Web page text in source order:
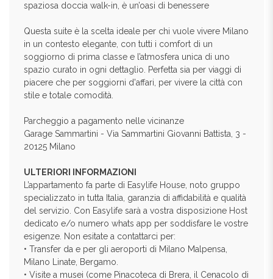
spaziosa doccia walk-in, è un’oasi di benessere
Questa suite è la scelta ideale per chi vuole vivere Milano
in un contesto elegante, con tutti i comfort di un
soggiorno di prima classe e l’atmosfera unica di uno
spazio curato in ogni dettaglio. Perfetta sia per viaggi di
piacere che per soggiorni d'affari, per vivere la città con
stile e totale comodità.
Parcheggio a pagamento nelle vicinanze
Garage Sammartini - Via Sammartini Giovanni Battista, 3 -
20125 Milano
ULTERIORI INFORMAZIONI
L’appartamento fa parte di Easylife House, noto gruppo
specializzato in tutta Italia, garanzia di affidabilità e qualità
del servizio. Con Easylife sarà a vostra disposizione Host
dedicato e/o numero whats app per soddisfare le vostre
esigenze. Non esitate a contattarci per:
• Transfer da e per gli aeroporti di Milano Malpensa,
Milano Linate, Bergamo.
• Visite a musei (come Pinacoteca di Brera, il Cenacolo di